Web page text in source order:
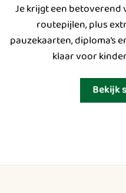
Je krijgt een
routepijlen, plus
pauzekaarten, diploma’s
klaar voor
Bekijk